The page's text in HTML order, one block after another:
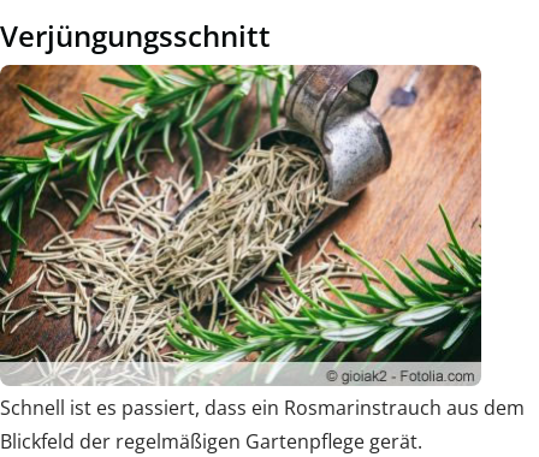
Verjüngungsschnitt
Schnell ist es passiert, dass ein Rosmarinstrauch aus dem
Blickfeld der regelmäßigen Gartenpflege gerät.